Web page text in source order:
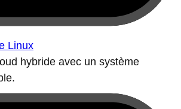
Linux
hybride avec un système